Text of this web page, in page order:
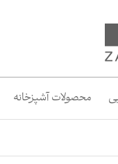
محصولات آشپزخانه